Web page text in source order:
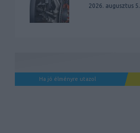
2026. augusztus 5.
Ha jó élményre utazol